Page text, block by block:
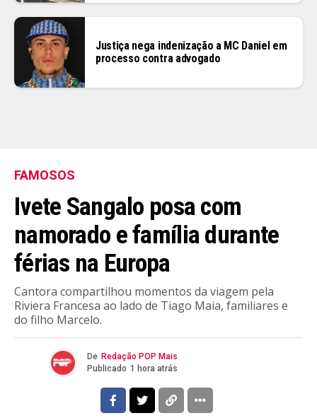
Justiça nega indenização a MC Daniel em
processo contra advogado
FAMOSOS
Ivete Sangalo posa com
namorado e família durante
férias na Europa
Cantora compartilhou momentos da viagem pela
Riviera Francesa ao lado de Tiago Maia, familiares e
do filho Marcelo.
De Redação POP Mais
Publicado 1 hora atrás